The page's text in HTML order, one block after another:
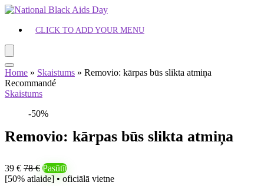
CLICK TO ADD YOUR MENU
Home » Skaistums » Removio: kārpas būs slikta atmiņa
Recommandé
Skaistums
-50%
Removio: kārpas būs slikta atmiņa
39 € 78 € Pasūtīt
[50% atlaide] • oficiālā vietne